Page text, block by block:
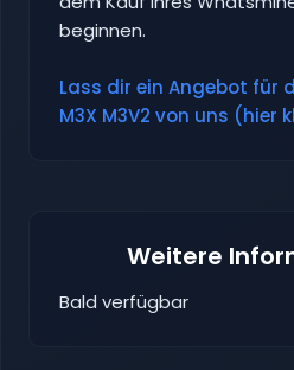
beginnen.
Lass dir ein Angebot für
M3X M3V2 von uns (hier
Weitere
Bald verfügbar